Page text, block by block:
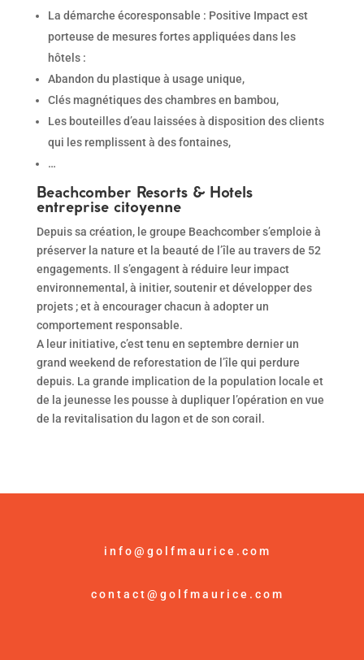
La démarche écoresponsable : Positive Impact est
porteuse de mesures fortes appliquées dans les
hôtels :
Abandon du plastique à usage unique,
Clés magnétiques des chambres en bambou,
Les bouteilles d’eau laissées à disposition des clients
qui les remplissent à des fontaines,
…
Beachcomber Resorts & Hotels
entreprise citoyenne
Depuis sa création, le groupe Beachcomber s’emploie à
préserver la nature et la beauté de l’île au travers de 52
engagements. Il s’engagent à réduire leur impact
environnemental, à initier, soutenir et développer des
projets ; et à encourager chacun à adopter un
comportement responsable.
A leur initiative, c’est tenu en septembre dernier un
grand weekend de reforestation de l’île qui perdure
depuis. La grande implication de la population locale et
de la jeunesse les pousse à dupliquer l’opération en vue
de la revitalisation du lagon et de son corail.
info@golfmaurice.com
contact@golfmaurice.com